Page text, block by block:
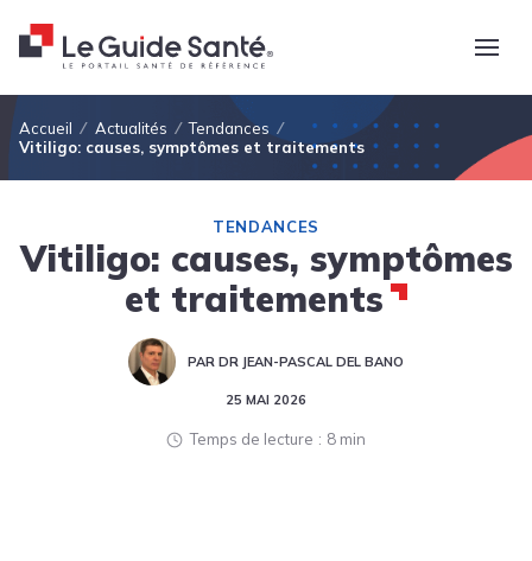
Fil d'Ariane
Accueil Actualités
Tendances
Vitiligo: causes, symptômes et traitements
TENDANCES
Vitiligo: causes, symptômes
et traitements
PAR DR JEAN-PASCAL DEL BANO
25 MAI 2026
Temps de lecture 8 min